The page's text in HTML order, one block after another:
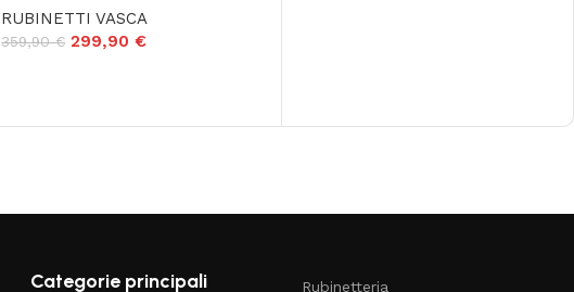
RUBINETTI VASCA
359,90€ 299,90€
Categorie principali Rubinetteria